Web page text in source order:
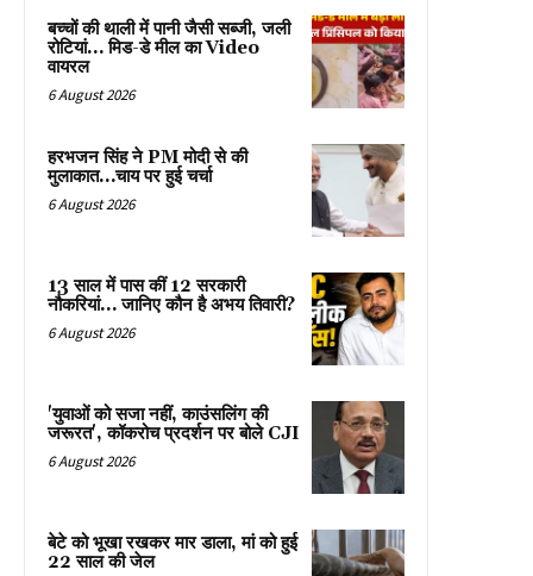
बच्चों की थाली में पानी जैसी सब्जी, जली
रोटियां… मिड-डे मील का Video
वायरल
6 August 2026
हरभजन सिंह ने PM मोदी से की
मुलाकात…चाय पर हुई चर्चा
6 August 2026
13 साल में पास कीं 12 सरकारी
नौकरियां… जान‍िए कौन है अभय तिवारी?
6 August 2026
'युवाओं को सजा नहीं, काउंसलिंग की
जरूरत', कॉकरोच प्रदर्शन पर बोले CJI
6 August 2026
बेटे को भूखा रखकर मार डाला, मां को हुई
22 साल की जेल